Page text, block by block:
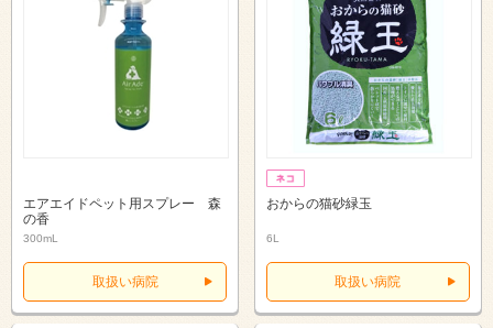
エアエイドペット用スプレー 森
の香
300mL
取扱い病院
おからの猫砂緑玉
6L
取扱い病院